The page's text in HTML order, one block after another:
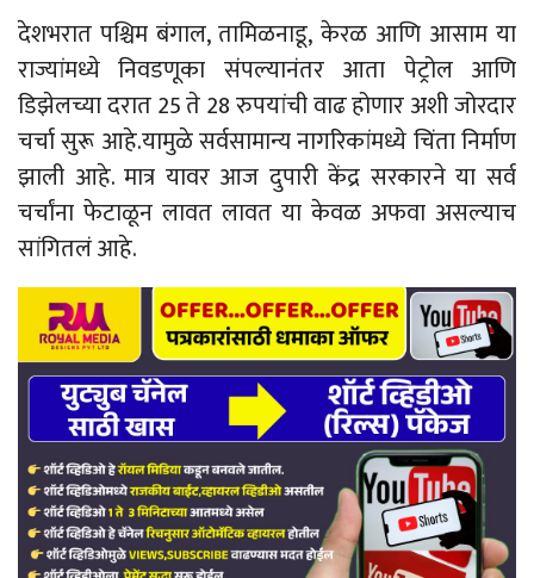
देशभरात पश्चिम बंगाल, तामिळनाडू, केरळ आणि आसाम या
राज्यांमध्ये निवडणूका संपल्यानंतर आता पेट्रोल आणि
डिझेलच्या दरात 25 ते 28 रुपयांची वाढ होणार अशी जोरदार
चर्चा सुरू आहे.यामुळे सर्वसामान्य नागरिकांमध्ये चिंता निर्माण
झाली आहे. मात्र यावर आज दुपारी केंद्र सरकारने या सर्व
चर्चांना फेटाळून लावत लावत या केवळ अफवा असल्याच
सांगितलं आहे.